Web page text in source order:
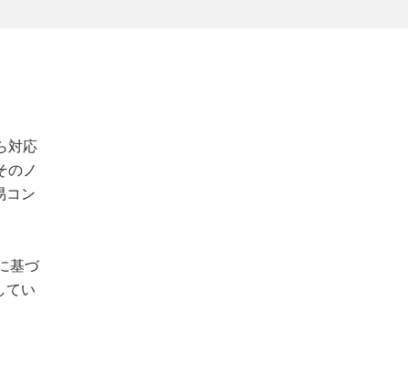
対応
のノ
コン
基づ
てい